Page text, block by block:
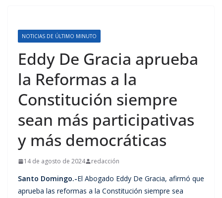
NOTICIAS DE ÚLTIMO MINUTO
Eddy De Gracia aprueba
la Reformas a la
Constitución siempre
sean más participativas
y más democráticas
14 de agosto de 2024 redacción
Santo Domingo.-El Abogado Eddy De Gracia, afirmó que
aprueba las reformas a la Constitución siempre sea